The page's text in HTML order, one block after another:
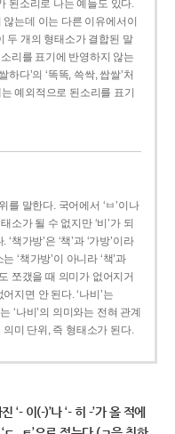
된소리로 나는 예들도 있다.
는데 이는 다른 이유에서이
두 개의 형태소가 결합된 말
리를 표기에 반영하지 않는
다’의 ‘똑똑, 쓱싹, 쌉쌀’처
예외적으로 된소리를 표기
를 말한다. 국어에서 ‘ㅂ’이나
소가 될 수 없지만 ‘비’가 되
가방’은 ‘책’과 ‘가방’이라
‘책가방’이 아니라 ‘책’과
쪼갰을 때 의미가 없어지거
지면 안 된다. ‘나비’는
는 ‘나비’의 의미와는 전혀 관계
의미 단위, 즉 형태소가 된다.
‘- 이(-)’나 ‘- 히 -’가 올 적에